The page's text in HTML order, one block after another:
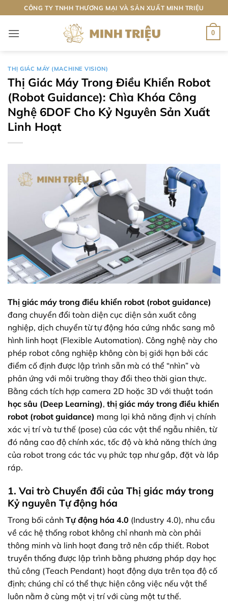
qua
nội
CÔNG TY TNHH THƯƠNG MẠI VÀ SẢN XUẤT MINH TRIỆU
0
THỊ GIÁC MÁY (MACHINE VISION)
Thị Giác Máy Trong Điều Khiển Robot
(Robot Guidance): Chìa Khóa Công
Nghệ 6DOF Cho Kỷ Nguyên Sản Xuất
Linh Hoạt
Thị giác máy trong điều khiển robot (robot guidance)
đang chuyển đổi toàn diện cục diện sản xuất công
nghiệp, dịch chuyển từ tự động hóa cứng nhắc sang mô
hình linh hoạt (Flexible Automation). Công nghệ này cho
phép robot công nghiệp không còn bị giới hạn bởi các
điểm cố định được lập trình sẵn mà có thể “nhìn” và
phản ứng với môi trường thay đổi theo thời gian thực.
Bằng cách tích hợp camera 2D hoặc 3D với thuật toán
học sâu (Deep Learning), thị giác máy trong điều khiển
robot (robot guidance) mang lại khả năng định vị chính
xác vị trí và tư thế (pose) của các vật thể ngẫu nhiên, từ
đó nâng cao độ chính xác, tốc độ và khả năng thích ứng
của robot trong các tác vụ phức tạp như gắp, đặt và lắp
ráp.
1. Vai trò Chuyển đổi của Thị giác máy trong
Kỷ nguyên Tự động hóa
Trong bối cảnh Tự động hóa 4.0 (Industry 4.0), nhu cầu
về các hệ thống robot không chỉ nhanh mà còn phải
thông minh và linh hoạt đang trở nên cấp thiết. Robot
truyền thống được lập trình bằng phương pháp dạy học
thủ công (Teach Pendant) hoạt động dựa trên tọa độ cố
định; chúng chỉ có thể thực hiện công việc nếu vật thể
luôn nằm ở cùng một vị trí với cùng một tư thế.